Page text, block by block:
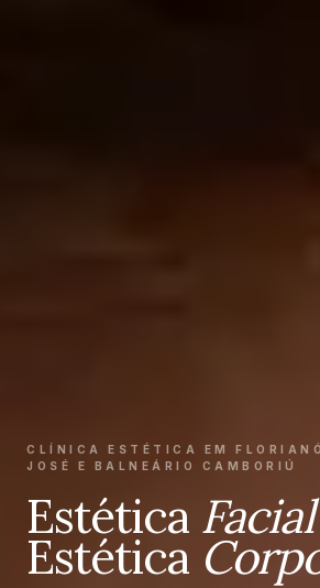
CLÍNICA ESTÉTICA EM
JOSÉ E BALNEÁRIO CAMBORIÚ
Estética Facial
Estética